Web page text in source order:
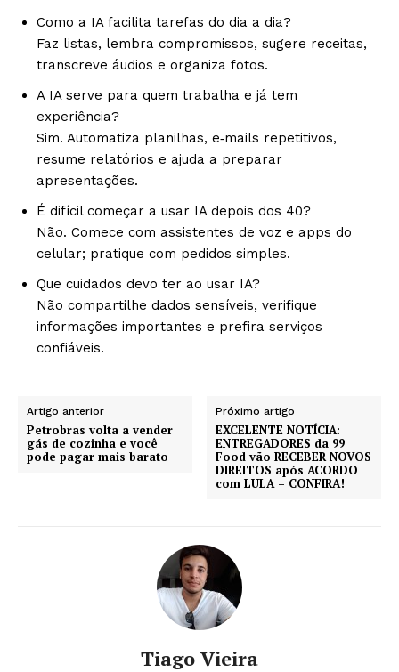
Como a IA facilita tarefas do dia a dia?
Faz listas, lembra compromissos, sugere receitas,
transcreve áudios e organiza fotos.
A IA serve para quem trabalha e já tem
experiência?
Sim. Automatiza planilhas, e‑mails repetitivos,
resume relatórios e ajuda a preparar
apresentações.
É difícil começar a usar IA depois dos 40?
Não. Comece com assistentes de voz e apps do
celular; pratique com pedidos simples.
Que cuidados devo ter ao usar IA?
Não compartilhe dados sensíveis, verifique
informações importantes e prefira serviços
confiáveis.
Artigo anterior
Petrobras volta a vender
gás de cozinha e você
pode pagar mais barato
Próximo artigo
EXCELENTE NOTÍCIA:
ENTREGADORES da 99
Food vão RECEBER NOVOS
DIREITOS após ACORDO
com LULA – CONFIRA!
Tiago Vieira